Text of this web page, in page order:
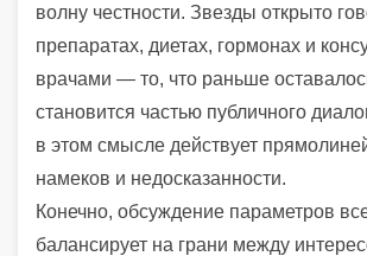
волну честности. Звезды открыто
препаратах, диетах, гормонах и
врачами — то, что раньше
становится частью публичного
в этом смысле действует
намеков и недосказанности.
Конечно, обсуждение параметров
балансирует на грани между